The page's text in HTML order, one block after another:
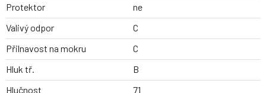
Protektor
ne
Valivý odpor
C
Přilnavost na mokru
C
Hluk tř.
B
Hlučnost
71